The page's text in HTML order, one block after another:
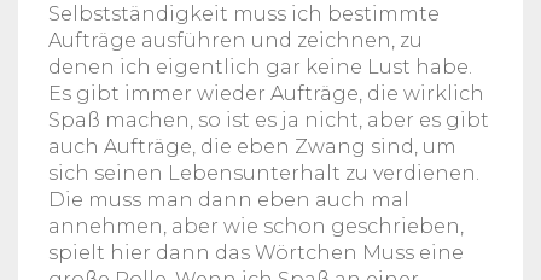
Selbstständigkeit muss ich bestimmte
Aufträge ausführen und zeichnen, zu
denen ich eigentlich gar keine Lust habe.
Es gibt immer wieder Aufträge, die wirklich
Spaß machen, so ist es ja nicht, aber es gibt
auch Aufträge, die eben Zwang sind, um
sich seinen Lebensunterhalt zu verdienen.
Die muss man dann eben auch mal
annehmen, aber wie schon geschrieben,
spielt hier dann das Wörtchen Muss eine